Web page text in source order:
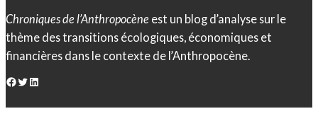
Chroniques de l’Anthropocène est un blog d’analyse sur le
thème des transitions écologiques, économiques et
financières dans le contexte de l’Anthropocène.
Facebook Twitter LinkedIn